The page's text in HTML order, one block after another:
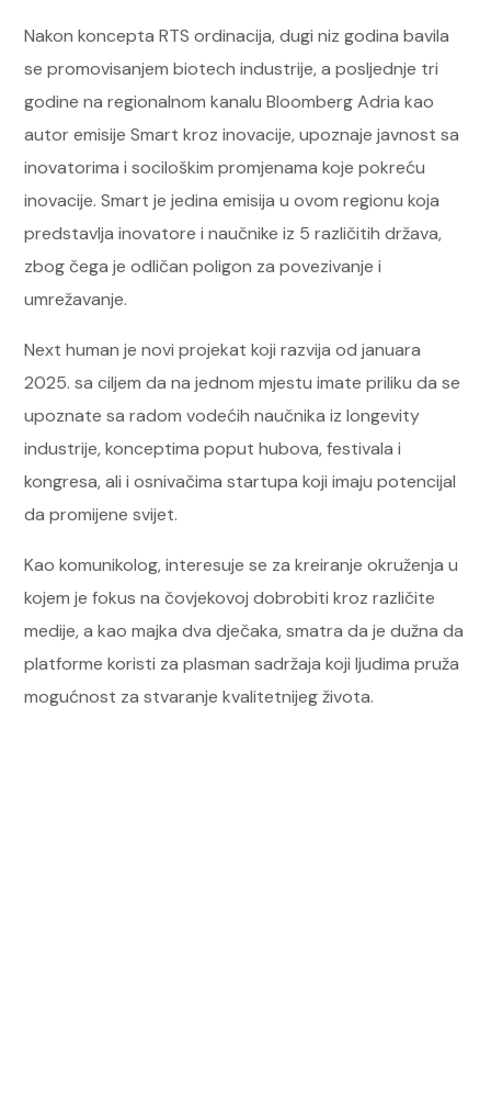
Nakon koncepta RTS ordinacija, dugi niz godina bavila
se promovisanjem biotech industrije, a posljednje tri
godine na regionalnom kanalu Bloomberg Adria kao
autor emisije Smart kroz inovacije, upoznaje javnost sa
inovatorima i sociloškim promjenama koje pokreću
inovacije. Smart je jedina emisija u ovom regionu koja
predstavlja inovatore i naučnike iz 5 različitih država,
zbog čega je odličan poligon za povezivanje i
umrežavanje.
Next human je novi projekat koji razvija od januara
2025. sa ciljem da na jednom mjestu imate priliku da se
upoznate sa radom vodećih naučnika iz longevity
industrije, konceptima poput hubova, festivala i
kongresa, ali i osnivačima startupa koji imaju potencijal
da promijene svijet.
Kao komunikolog, interesuje se za kreiranje okruženja u
kojem je fokus na čovjekovoj dobrobiti kroz različite
medije, a kao majka dva dječaka, smatra da je dužna da
platforme koristi za plasman sadržaja koji ljudima pruža
mogućnost za stvaranje kvalitetnijeg života.